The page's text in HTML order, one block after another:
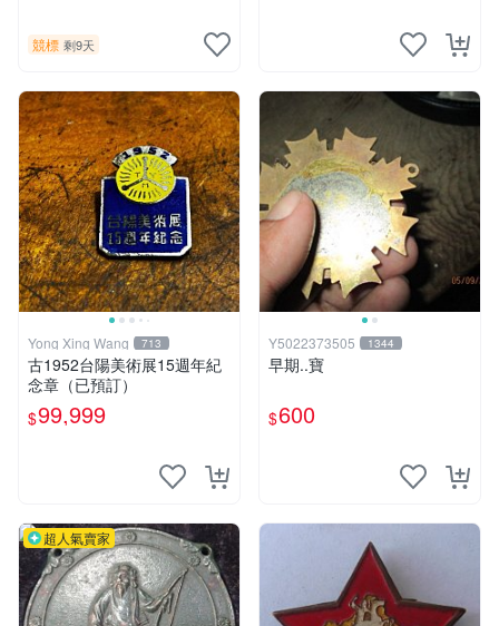
競標 剩9天
Yong Xing Wang 713
古1952台陽美術展15週年紀
念章（已預訂）
$99,999
Y5022373505 1344
早期..寶
$600
超人氣賣家